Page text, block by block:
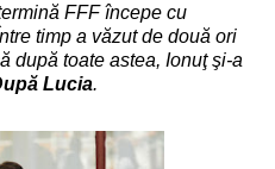
FFF începe cu
timp a văzut de două ori
după toate astea, Ionuţ şi-a
Lucia.